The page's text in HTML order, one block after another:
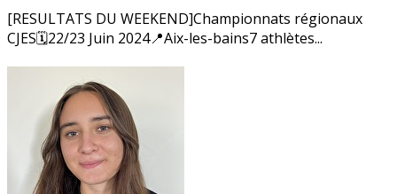
[RESULTATS DU WEEKEND]Championnats régionaux
CJES🗓️22/23 Juin 2024📍Aix-les-bains7 athlètes...